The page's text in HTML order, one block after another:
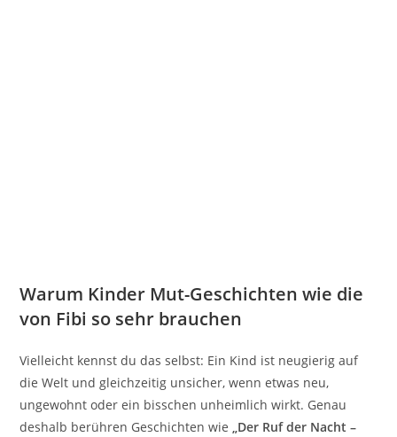
Warum Kinder Mut-Geschichten wie die
von Fibi so sehr brauchen
Vielleicht kennst du das selbst: Ein Kind ist neugierig auf
die Welt und gleichzeitig unsicher, wenn etwas neu,
ungewohnt oder ein bisschen unheimlich wirkt. Genau
deshalb berühren Geschichten wie„Der Ruf der Nacht –